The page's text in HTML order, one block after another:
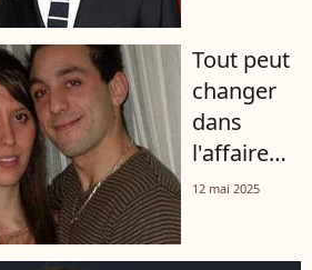
laisse aller
dans une
région
très prisée
en
Tout peut
changer
dans
l'affaire
Jubillar :
12 mai 2025